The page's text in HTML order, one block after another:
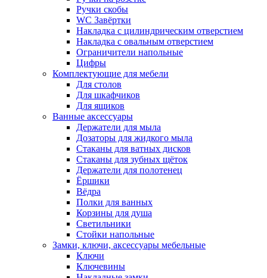
Ручки скобы
WC Завёртки
Накладка с цилиндрическим отверстием
Накладка с овальным отверстием
Ограничители напольные
Цифры
Комплектующие для мебели
Для столов
Для шкафчиков
Для ящиков
Ванные аксессуары
Держатели для мыла
Дозаторы для жидкого мыла
Стаканы для ватных дисков
Стаканы для зубных щёток
Держатели для полотенец
Ёршики
Вёдра
Полки для ванных
Корзины для душа
Светильники
Стойки напольные
Замки, ключи, аксессуары мебельные
Ключи
Ключевины